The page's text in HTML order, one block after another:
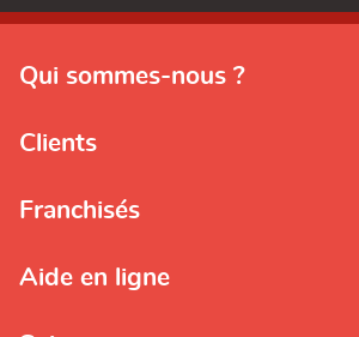
Qui sommes-nous ?
Clients
Franchisés
Aide en ligne